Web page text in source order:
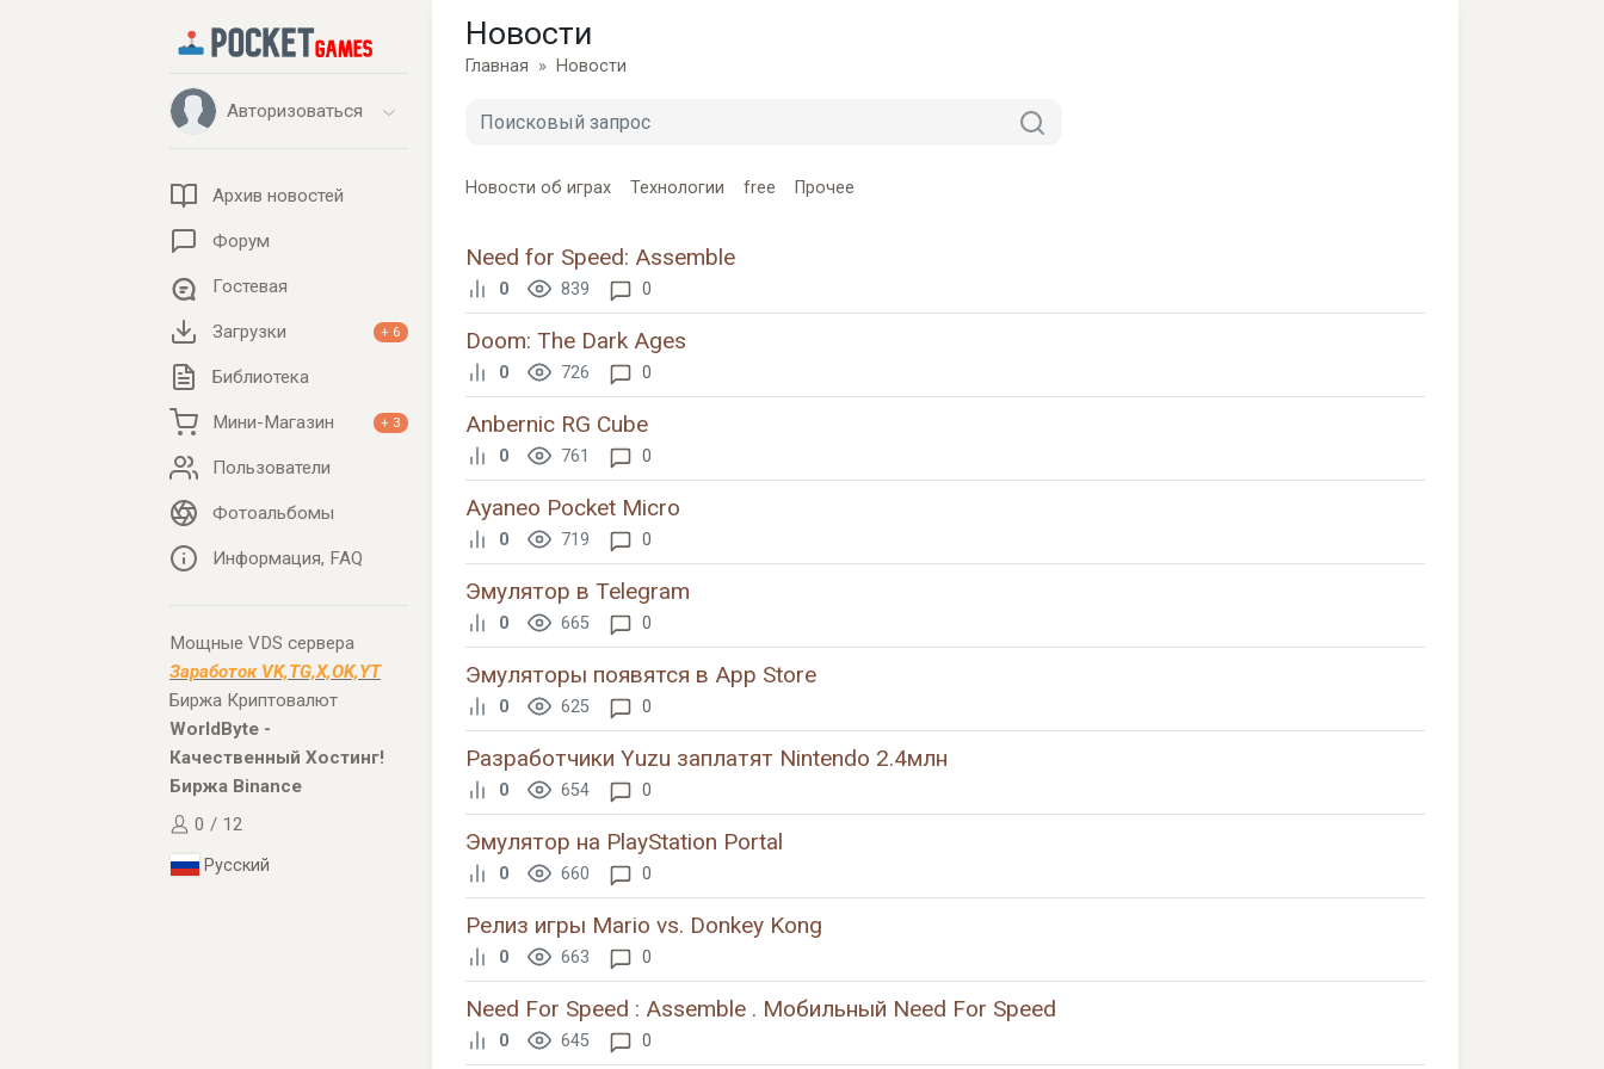
Авторизоваться
Архив новостей
Форум
Гостевая
Загрузки + 6
Библиотека
Мини-Магазин + 3
Пользователи
Фотоальбомы
Информация, FAQ
Мощные VDS сервера
Заработок VK,TG,X,OK,YT
Биржа Криптовалют
WorldByte -
Качественный Хостинг!
Биржа Binance
0 / 12
Русский
Новости
Главная Новости
Новости об играх Технологии free Прочее
Need for Speed: Assemble
0 839 0
Doom: The Dark Ages
0 726 0
Anbernic RG Cube
0 761 0
Ayaneo Pocket Micro
0 719 0
Эмулятор в Telegram
0 665 0
Эмуляторы появятся в App Store
0 625 0
Разработчики Yuzu заплатят Nintendo 2.4млн
0 654 0
Эмулятор на PlayStation Portal
0 660 0
Релиз игры Mario vs. Donkey Kong
0 663 0
Need For Speed : Assemble . Мобильный Need For Speed
0 645 0